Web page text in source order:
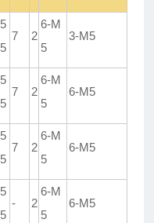
5
5
7 2
6-M
5
3-M5
5
5
7 2
6-M
5
6-M5
5
5
7 2
6-M
5
6-M5
5
5
- 2
6-M
5
6-M5